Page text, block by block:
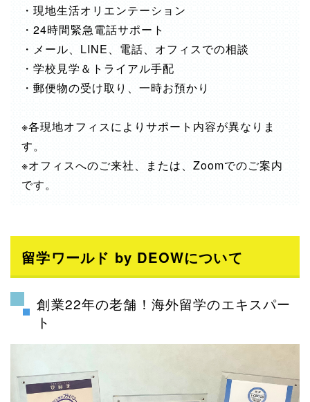
・現地生活オリエンテーション
・24時間緊急電話サポート
・メール、LINE、電話、オフィスでの相談
・学校見学＆トライアル手配
・郵便物の受け取り、一時お預かり
※各現地オフィスによりサポート内容が異なりま
す。
※オフィスへのご来社、または、Zoomでのご案内
です。
留学ワールド by DEOWについて
創業22年の老舗！海外留学のエキスパー
ト